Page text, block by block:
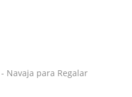
MI LISTA DE DESEOS
((LABEL))
Debe iniciar sesión para